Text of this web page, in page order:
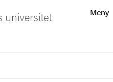
Meny
universitet